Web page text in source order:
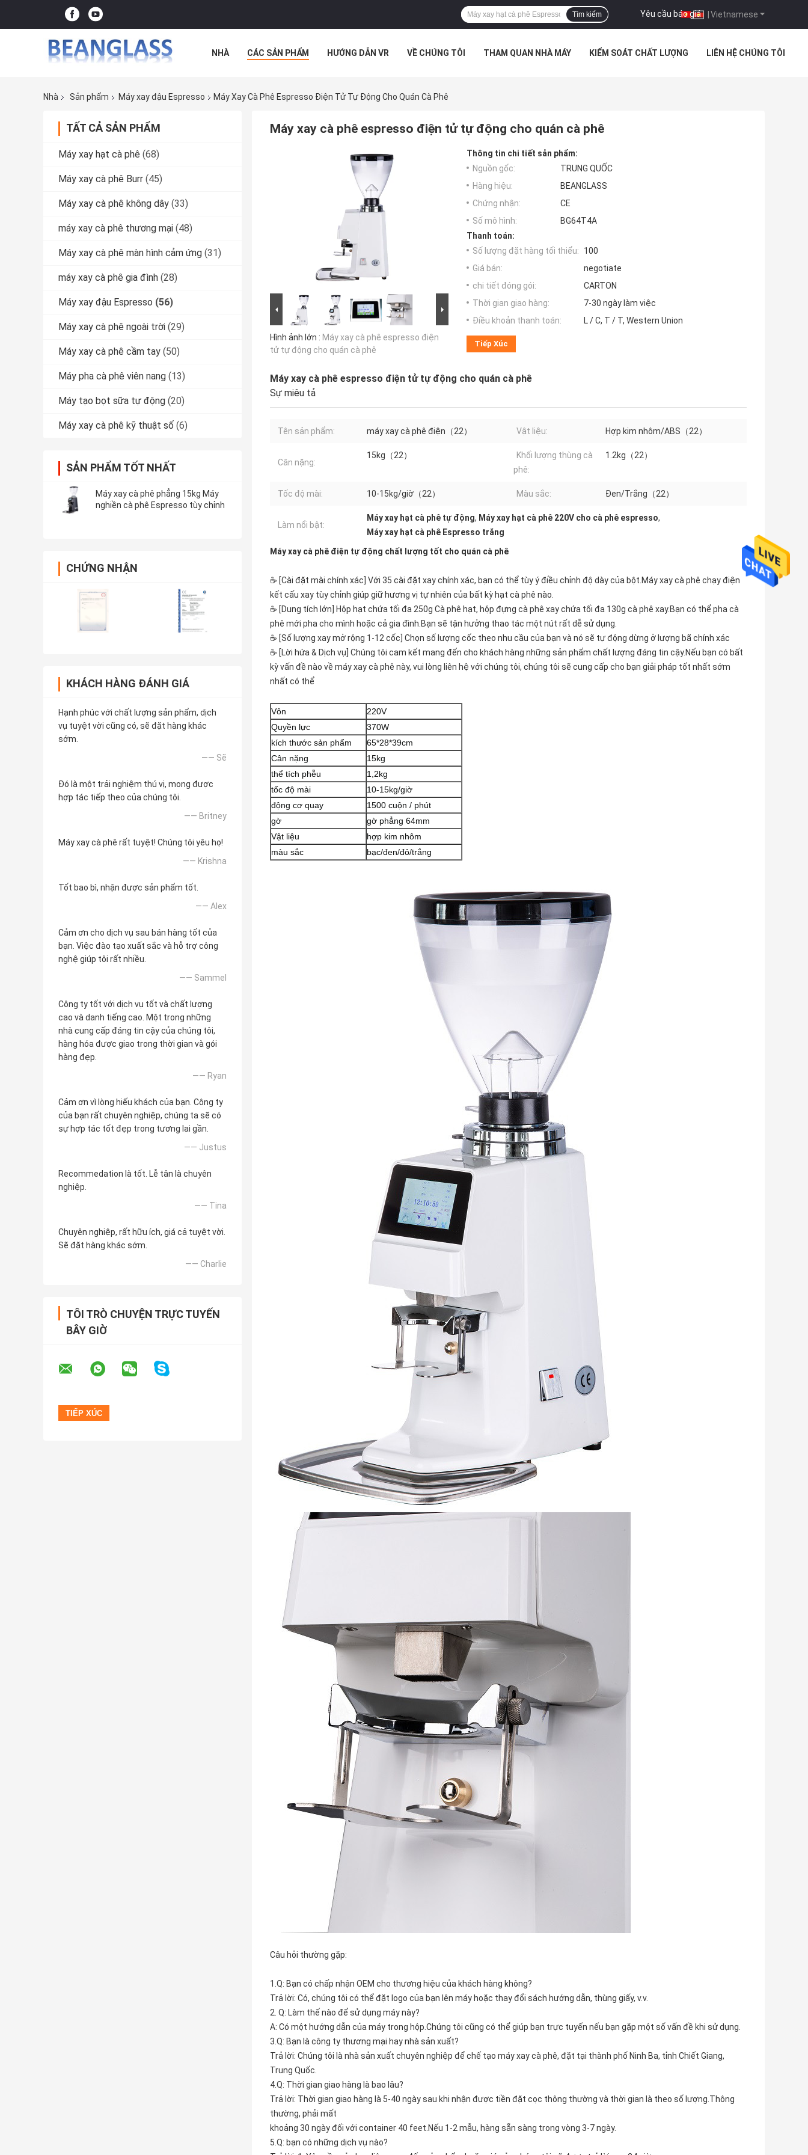
Vietnamese
Yêu cầu báo giá |
Tìm kiếm
NHÀ CÁC SẢN PHẨM HƯỚNG DẪN VR VỀ CHÚNG TÔI THAM QUAN NHÀ MÁY KIỂM SOÁT CHẤT LƯỢNG LIÊN HỆ CHÚNG TÔI
Nhà
Sản phẩm Máy xay đậu Espresso Máy Xay Cà Phê Espresso Điện Tử Tự Động Cho Quán Cà Phê
TẤT CẢ SẢN PHẨM
Máy xay hạt cà phê (68)
Máy xay cà phê Burr (45)
Máy xay cà phê không dây (33)
máy xay cà phê thương mại (48)
Máy xay cà phê màn hình cảm ứng (31)
máy xay cà phê gia đình (28)
Máy xay đậu Espresso (56)
Máy xay cà phê ngoài trời (29)
Máy xay cà phê cầm tay (50)
Máy pha cà phê viên nang (13)
Máy tạo bọt sữa tự động (20)
Máy xay cà phê kỹ thuật số (6)
SẢN PHẨM TỐT NHẤT
Máy xay cà phê phẳng 15kg Máy
nghiền cà phê Espresso tùy chỉnh
CHỨNG NHẬN
KHÁCH HÀNG ĐÁNH GIÁ
Hạnh phúc với chất lượng sản phẩm, dịch
vụ tuyệt vời cũng có, sẽ đặt hàng khác
sớm.
—— Sẽ
Đó là một trải nghiệm thú vị, mong được
hợp tác tiếp theo của chúng tôi.
—— Britney
Máy xay cà phê rất tuyệt! Chúng tôi yêu họ!
—— Krishna
Tốt bao bì, nhận được sản phẩm tốt.
—— Alex
Cảm ơn cho dịch vụ sau bán hàng tốt của
bạn. Việc đào tạo xuất sắc và hỗ trợ công
nghệ giúp tôi rất nhiều.
—— Sammel
Công ty tốt với dịch vụ tốt và chất lượng
cao và danh tiếng cao. Một trong những
nhà cung cấp đáng tin cậy của chúng tôi,
hàng hóa được giao trong thời gian và gói
hàng đẹp.
—— Ryan
Cảm ơn vì lòng hiếu khách của bạn. Công ty
của bạn rất chuyên nghiệp, chúng ta sẽ có
sự hợp tác tốt đẹp trong tương lai gần.
—— Justus
Recommedation là tốt. Lễ tân là chuyên
nghiệp.
—— Tina
Chuyên nghiệp, rất hữu ích, giá cả tuyệt vời.
Sẽ đặt hàng khác sớm.
—— Charlie
TÔI TRÒ CHUYỆN TRỰC TUYẾN
BÂY GIỜ
Máy xay cà phê espresso điện tử tự động cho quán cà phê
Hình ảnh lớn : Máy xay cà phê espresso điện
tử tự động cho quán cà phê
Thông tin chi tiết sản phẩm:
Nguồn gốc:
TRUNG QUỐC
Hàng hiệu:
BEANGLASS
Chứng nhận:
CE
Số mô hình:
BG64T4A
Thanh toán:
Số lượng đặt hàng tối thiểu:
100
Giá bán:
negotiate
chi tiết đóng gói:
CARTON
Thời gian giao hàng:
7-30 ngày làm việc
Điều khoản thanh toán:
L / C, T / T, Western Union
Tiếp Xúc
Máy xay cà phê espresso điện tử tự động cho quán cà phê
Sự miêu tả
Tên sản phẩm: máy xay cà phê điện（22） Vật liệu: Hợp kim nhôm/ABS（22）
Cân nặng:
15kg（22）
Khối lượng thùng cà
phê:
1.2kg（22）
Tốc độ mài: 10-15kg/giờ（22） Màu sắc: Đen/Trắng（22）
Làm nổi bật:
Máy xay hạt cà phê tự động, Máy xay hạt cà phê 220V cho cà phê espresso,
Máy xay hạt cà phê Espresso trắng
Máy xay cà phê điện tự động chất lượng tốt cho quán cà phê
☕ [Cài đặt mài chính xác] Với 35 cài đặt xay chính xác, bạn có thể tùy ý điều chỉnh độ dày của bột.Máy xay cà phê chạy điện
kết cấu xay tùy chỉnh giúp giữ hương vị tự nhiên của bất kỳ hạt cà phê nào.
☕ [Dung tích lớn] Hộp hạt chứa tối đa 250g Cà phê hạt, hộp đựng cà phê xay chứa tối đa 130g cà phê xay.Bạn có thể pha cà
phê mới pha cho mình hoặc cả gia đình.Bạn sẽ tận hưởng thao tác một nút rất dễ sử dụng.
☕ [Số lượng xay mở rộng 1-12 cốc] Chọn số lượng cốc theo nhu cầu của bạn và nó sẽ tự động dừng ở lượng bã chính xác
☕ [Lời hứa & Dịch vụ] Chúng tôi cam kết mang đến cho khách hàng những sản phẩm chất lượng đáng tin cậy.Nếu bạn có bất
kỳ vấn đề nào về máy xay cà phê này, vui lòng liên hệ với chúng tôi, chúng tôi sẽ cung cấp cho bạn giải pháp tốt nhất sớm
nhất có thể
Vôn
220V
Quyền lực
370W
kích thước sản phẩm
65*28*39cm
Cân nặng
15kg
thể tích phễu
1,2kg
tốc độ mài
10-15kg/giờ
động cơ quay
1500 cuộn / phút
gờ
gờ phẳng 64mm
Vật liệu
hợp kim nhôm
màu sắc
bạc/đen/đỏ/trắng
Câu hỏi thường gặp:
1.Q: Bạn có chấp nhận OEM cho thương hiệu của khách hàng không?
Trả lời: Có, chúng tôi có thể đặt logo của bạn lên máy hoặc thay đổi sách hướng dẫn, thùng giấy, v.v.
2. Q: Làm thế nào để sử dụng máy này?
A: Có một hướng dẫn của máy trong hộp.Chúng tôi cũng có thể giúp bạn trực tuyến nếu bạn gặp một số vấn đề khi sử dụng.
3.Q: Bạn là công ty thương mại hay nhà sản xuất?
Trả lời: Chúng tôi là nhà sản xuất chuyên nghiệp để chế tạo máy xay cà phê, đặt tại thành phố Ninh Ba, tỉnh Chiết Giang,
Trung Quốc.
4.Q: Thời gian giao hàng là bao lâu?
Trả lời: Thời gian giao hàng là 5-40 ngày sau khi nhận được tiền đặt cọc thông thường và thời gian là theo số lượng.Thông
thường, phải mất
khoảng 30 ngày đối với container 40 feet.Nếu 1-2 mẫu, hàng sẵn sàng trong vòng 3-7 ngày.
5.Q: bạn có những dịch vụ nào?